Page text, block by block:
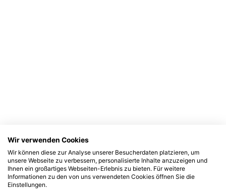
Wir verwenden Cookies
Wir können diese zur Analyse unserer Besucherdaten platzieren, um
unsere Webseite zu verbessern, personalisierte Inhalte anzuzeigen und
Ihnen ein großartiges Webseiten-Erlebnis zu bieten. Für weitere
Informationen zu den von uns verwendeten Cookies öffnen Sie die
Einstellungen.